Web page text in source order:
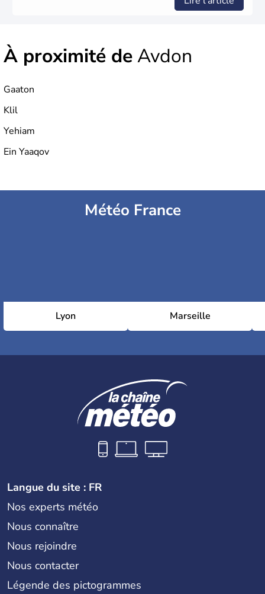
À proximité deAvdon
Gaaton
Klil
Yehiam
Ein Yaaqov
Météo France
Lyon Marseille
Langue du site : FR
Nos experts météo
Nous connaître
Nous rejoindre
Nous contacter
Légende des pictogrammes